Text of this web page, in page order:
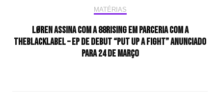
MATÉRIAS
LØREN ASSINA COM A 88RISING EM PARCERIA COM A
THEBLACKLABEL – EP DE DEBUT “PUT UP A FIGHT” ANUNCIADO
PARA 24 DE MARÇO